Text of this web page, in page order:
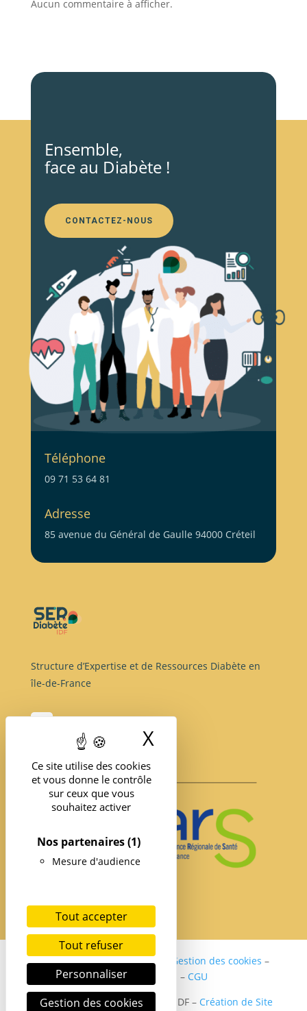
Ce site utilise des cookies
et vous donne le contrôle
sur ceux que vous
souhaitez activer
Nos partenaires(1)
Mesure d'audience
Tout accepter
Tout refuser
Personnaliser
Gestion des cookies
X
Aucun commentaire à afficher.
Ensemble,
face au Diabète !
CONTACTEZ-NOUS
Téléphone
09 71 53 64 81
Adresse
85 avenue du Général de Gaulle 94000 Créteil
Structure d’Expertise et de Ressources Diabète en
île-de-France
Politique de confidentialité Gestion des cookies –
Mentions légales
– CGU
Copyright ©2024 SER DIABETE IDF – Création de Site